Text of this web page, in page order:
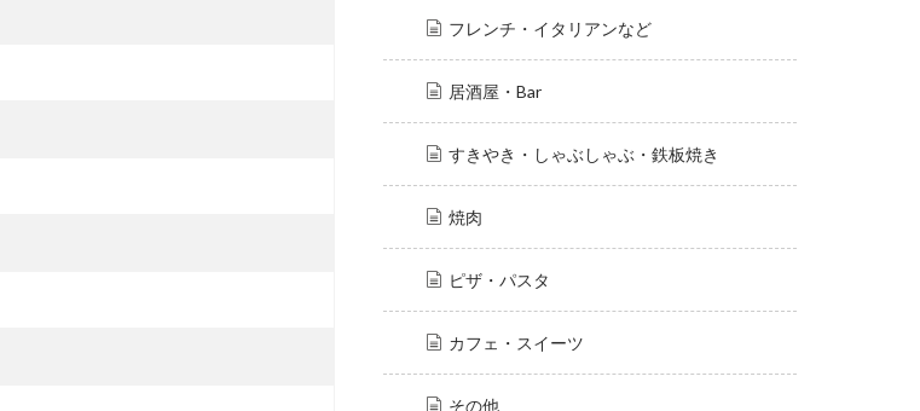
フレンチ・イタリアンなど
居酒屋・Bar
すきやき・しゃぶしゃぶ・鉄板焼き
焼肉
ピザ・パスタ
カフェ・スイーツ
その他